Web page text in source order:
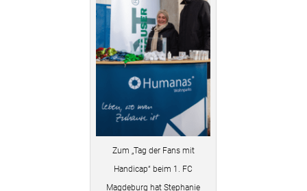
Zum „Tag der Fans mit
Handicap“ beim 1. FC
Magdeburg hat Stephanie